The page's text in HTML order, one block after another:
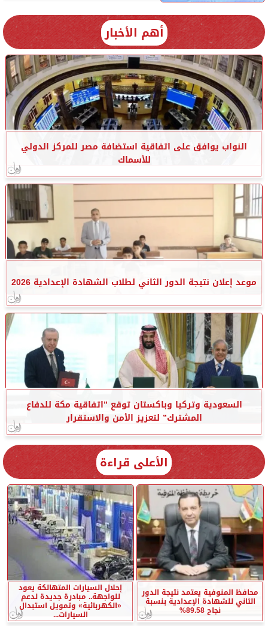
أهم الأخبار
النواب يوافق على اتفاقية استضافة مصر للمركز الدولي
للأسماك
موعد إعلان نتيجة الدور الثاني لطلاب الشهادة الإعدادية 2026
السعودية وتركيا وباكستان توقع ”اتفاقية مكة للدفاع
المشترك” لتعزيز الأمن والاستقرار
الأعلى قراءة
محافظ المنوفية يعتمد نتيجة الدور
الثاني للشهادة الإعدادية بنسبة
نجاح 89.58%
إحلال السيارات المتهالكة يعود
للواجهة.. مبادرة جديدة لدعم
«الكهربائية» وتمويل استبدال
السيارات...